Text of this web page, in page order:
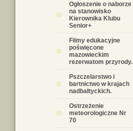
Ogłoszenie o naborze
na stanowisko
Kierownika Klubu
Senior+
Filmy edukacyjne
poświęcone
mazowieckim
rezerwatom przyrody.
Pszczelarstwo i
bartnictwo w krajach
nadbałtyckich.
Ostrzeżenie
meteorologiczne Nr
70